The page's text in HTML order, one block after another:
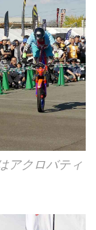
アクロバティ